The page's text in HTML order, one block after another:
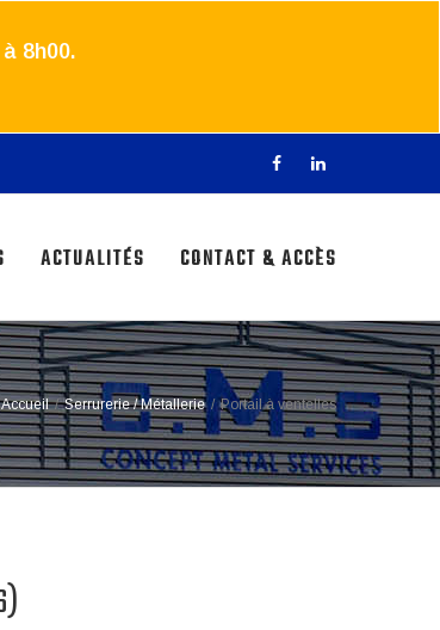
8h00.
ACTUALITÉS CONTACT & ACCÈS
Accueil / Serrurerie / Métallerie / Portail à ventelles